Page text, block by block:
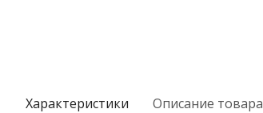
Характеристики Описание товара